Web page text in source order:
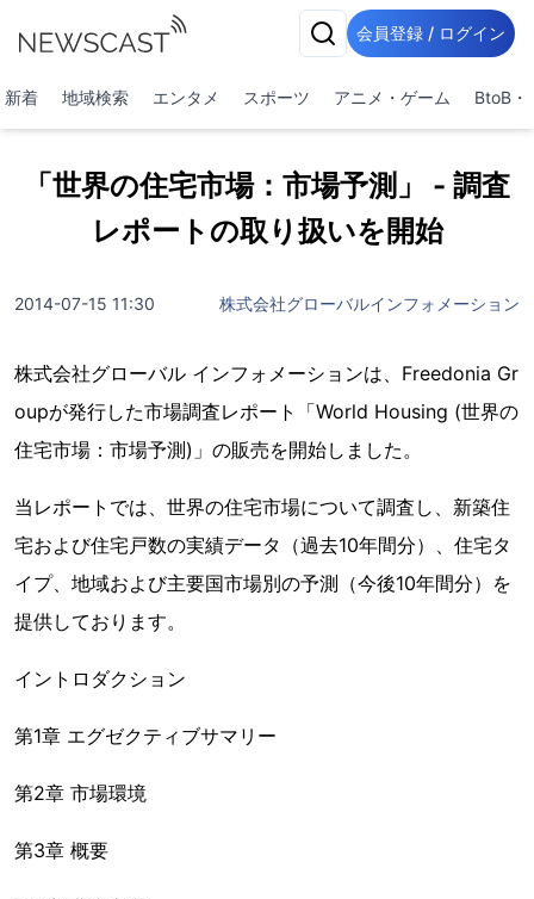
会員登録 / ログイン
新着 地域検索 エンタメ スポーツ アニメ・ゲーム BtoB・
「世界の住宅市場：市場予測」 - 調査
レポートの取り扱いを開始
2014-07-15 11:30 株式会社グローバルインフォメーション
株式会社グローバル インフォメーションは、Freedonia Gr
oupが発行した市場調査レポート「World Housing (世界の
住宅市場：市場予測)」の販売を開始しました。
当レポートでは、世界の住宅市場について調査し、新築住
宅および住宅戸数の実績データ（過去10年間分）、住宅タ
イプ、地域および主要国市場別の予測（今後10年間分）を
提供しております。
イントロダクション
第1章 エグゼクティブサマリー
第2章 市場環境
第3章 概要